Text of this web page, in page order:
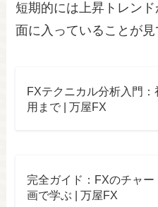
短期的には上昇トレン
面に入っていることが見
FXテクニカル分析入門
用まで | 万屋FX
完全ガイド：FXのチャ
画で学ぶ | 万屋FX